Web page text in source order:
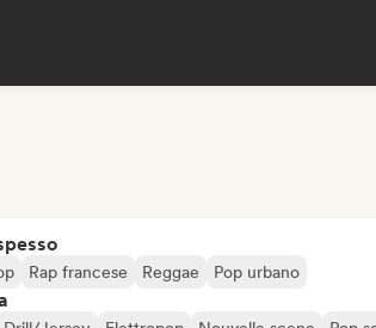
Rap francese Reggae Pop urbano